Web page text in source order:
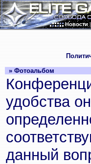
Новости
» Фотоальбом
удобства
данный